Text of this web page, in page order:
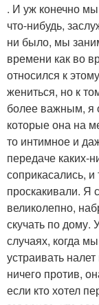
. И уж конечно
что-нибудь,
ни было, мы
времени как во
относился к
жениться, но к
более важным, я
которые она на
то интимное и
передаче каких-
соприкасались,
проскакивали. Я
великолепно,
скучать по дому.
случаях, когда
устраивать
ничего против,
если кто хотел